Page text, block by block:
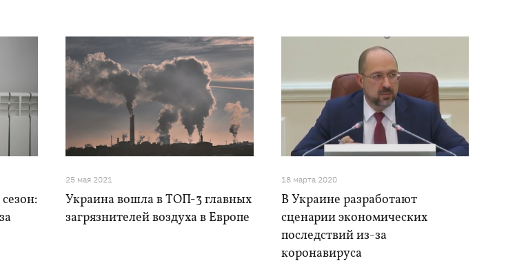
25 мая 2021
Украина вошла в ТОП-3 главных
загрязнителей воздуха в Европе
18 марта 2020
В Украине разработают
сценарии экономических
последствий из-за
коронавируса